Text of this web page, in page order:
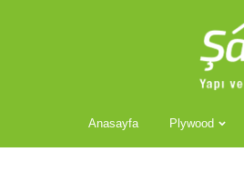
Anasayfa Plywood